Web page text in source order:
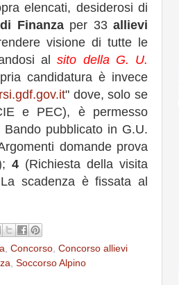
elencati, desiderosi di
Finanzaper 33allievi
visione di tutte le
alsito della G. U.
candidatura è invece
" dove, solo se
e PEC), è permesso
pubblicato in G.U.
domande prova
4 (Richiesta della visita
scadenza è fissata al
Concorso Concorso allievi
Soccorso Alpino